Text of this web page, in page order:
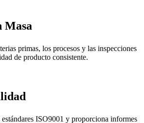
Masa
primas, los procesos y las inspecciones
de producto consistente.
ISO9001 y proporciona informes